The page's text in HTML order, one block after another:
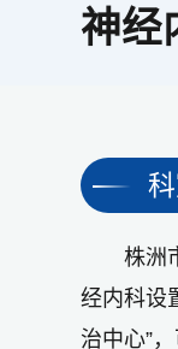
神经
株洲
经内科设
治中心”